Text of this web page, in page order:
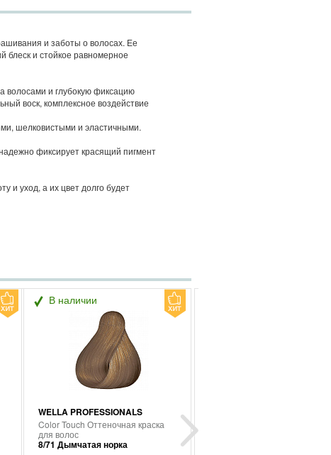
и заботы о волосах. Ее
блеск и стойкое равномерное
волосами и глубокую фиксацию
воск, комплексное воздействие
шелковистыми и эластичными.
фиксирует красящий пигмент
и уход, а их цвет долго будет
В наличии
WELLA PROFESSIONALS
Color Touch Оттеночная краска
для волос
8/71 Дымчатая норка